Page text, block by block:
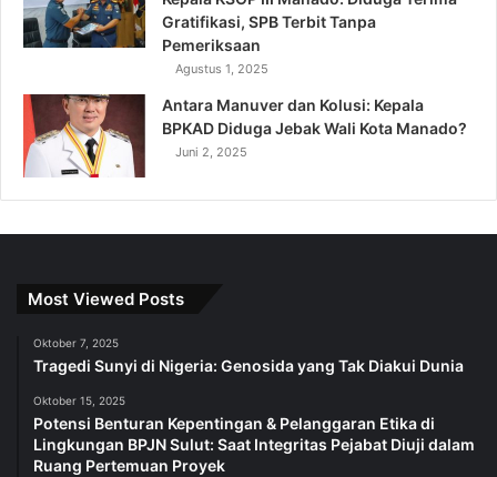
Gratifikasi, SPB Terbit Tanpa
Pemeriksaan
Agustus 1, 2025
Antara Manuver dan Kolusi: Kepala
BPKAD Diduga Jebak Wali Kota Manado?
Juni 2, 2025
Most Viewed Posts
Oktober 7, 2025
Tragedi Sunyi di Nigeria: Genosida yang Tak Diakui Dunia
Oktober 15, 2025
Potensi Benturan Kepentingan & Pelanggaran Etika di
Lingkungan BPJN Sulut: Saat Integritas Pejabat Diuji dalam
Ruang Pertemuan Proyek